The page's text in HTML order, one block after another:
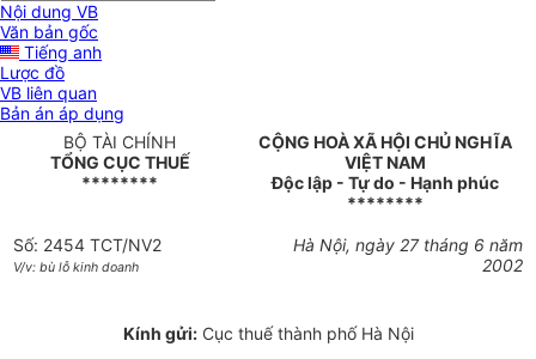
Nội dung VB
Văn bản gốc
Tiếng anh
Lược đồ
VB liên quan
Bản án áp dụng
BỘ TÀI CHÍNH
TỔNG CỤC THUẾ
********
CỘNG HOÀ XÃ HỘI CHỦ NGHĨA
VIỆT NAM
Độc lập - Tự do - Hạnh phúc
********
Số: 2454 TCT/NV2
V/v: bù lỗ kinh doanh
Hà Nội, ngày 27 tháng 6 năm
2002
Kính gửi:Cục thuế thành phố Hà Nội